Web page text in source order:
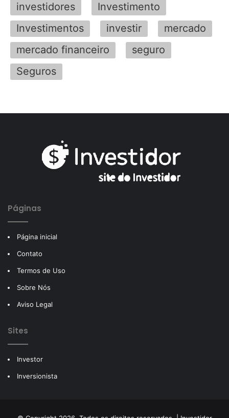
investidores
Investimento
Investimentos
investir
mercado
mercado financeiro
seguro
Seguros
Páginas
Página inicial
Contato
Termos de Uso
Sobre Nós
Aviso Legal
Sites
Investor
Inversionista